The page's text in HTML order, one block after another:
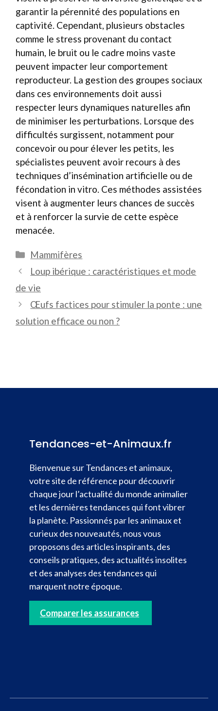
garantir la pérennité des populations en
captivité. Cependant, plusieurs obstacles
comme le stress provenant du contact
humain, le bruit ou le cadre moins vaste
peuvent impacter leur comportement
reproducteur. La gestion des groupes sociaux
dans ces environnements doit aussi
respecter leurs dynamiques naturelles afin
de minimiser les perturbations. Lorsque des
difficultés surgissent, notamment pour
concevoir ou pour élever les petits, les
spécialistes peuvent avoir recours à des
techniques d’insémination artificielle ou de
fécondation in vitro. Ces méthodes assistées
visent à augmenter leurs chances de succès
et à renforcer la survie de cette espèce
menacée.
Catégories
Mammifères
Loup ibérique : caractéristiques et mode
de vie
Œufs factices pour stimuler la ponte : une
solution efficace ou non ?
Tendances-et-Animaux.fr
Bienvenue sur Tendances et animaux,
votre site de référence pour découvrir
chaque jour l’actualité du monde animalier
et les dernières tendances qui font vibrer
la planète. Passionnés par les animaux et
curieux des nouveautés, nous vous
proposons des articles inspirants, des
conseils pratiques, des actualités insolites
et des analyses des tendances qui
marquent notre époque.
Comparer les assurances